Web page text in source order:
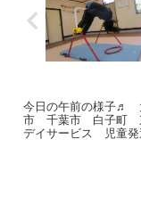
今日の午前の様子♬
市 千葉市 白子町
デイサービス 児童発